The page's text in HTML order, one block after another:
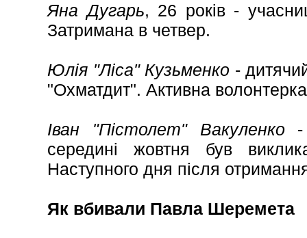
Яна Дугарь, 26 років -
Затримана в четвер.
Юлія "Ліса" Кузьменко -
"Охматдит". Активна
Іван "Пістолет" Вакуленко -
середині жовтня був
Наступного дня після
Як вбивали Павла Шеремета